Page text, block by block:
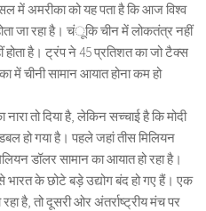
में अमरीका को यह पता है कि आज विश्व
जा रहा है। चंूकि चीन में लोकतंत्र नहीं
है। ट्रंप ने 45 प्रतिशत का जो टैक्स
में चीनी सामान आयात होना कम हो
तो दिया है, लेकिन सच्चाई है कि मोदी
हो गया है। पहले जहां तीस मिलियन
डॉलर सामान का आयात हो रहा है।
भारत के छोटे बड़े उद्योग बंद हो गए हैं। एक
है, तो दूसरी ओर अंतर्राष्ट्रीय मंच पर